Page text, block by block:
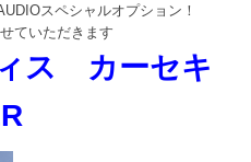
スペシャルオプション！
ていただきます
ス カーセキ